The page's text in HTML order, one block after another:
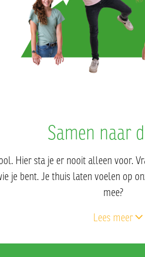
Samen naar
Hier sta je er nooit alleen voor.
je bent. Je thuis laten voelen op
mee?
Lees meer